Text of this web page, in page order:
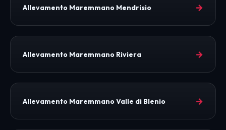
Allevamento Maremmano Mendrisio →
Allevamento Maremmano Riviera →
Allevamento Maremmano Valle di Blenio →